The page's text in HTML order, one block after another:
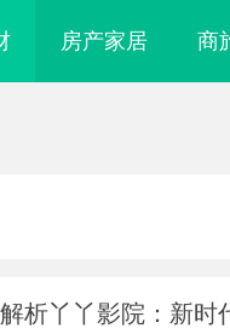
房产家居 商
析丫丫影院：新时